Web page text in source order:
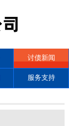
讨债新闻
服务支持